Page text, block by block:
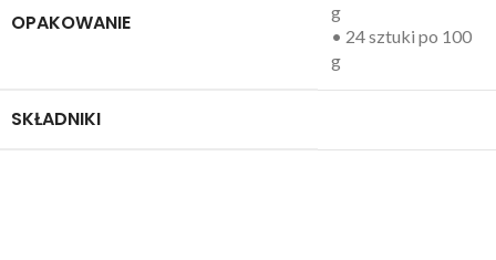
OPAKOWANIE
g
• 24 sztuki po 100
g
SKŁADNIKI